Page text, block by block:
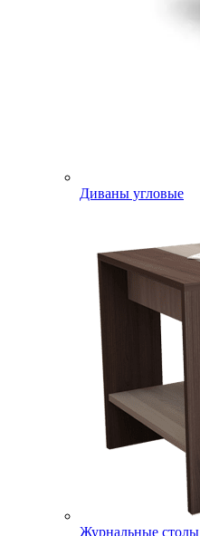
Диваны угловые
Журнальные столы